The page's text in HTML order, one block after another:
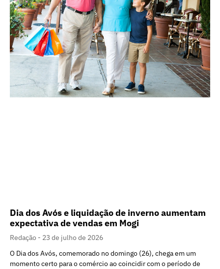
Dia dos Avós e liquidação de inverno aumentam
expectativa de vendas em Mogi
Redação
23 de julho de 2026
O Dia dos Avós, comemorado no domingo (26), chega em um
momento certo para o comércio ao coincidir com o período de